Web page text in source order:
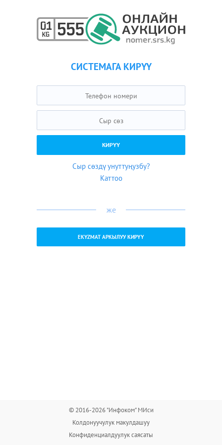
СИСТЕМАГА КИРҮҮ
Сыр сөздү унуттуңузбу?
Каттоо
же
EKYZMAT АРКЫЛУУ КИРҮҮ
© 2016-2026 "Инфоком" МИси
Колдонуучулук макулдашуу
Конфиденциалдуулук саясаты